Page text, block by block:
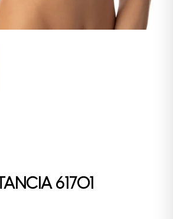
61701